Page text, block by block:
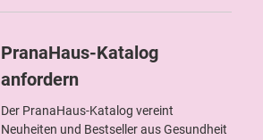
PranaHaus-Katalog
anfordern
Der PranaHaus-Katalog vereint
Neuheiten und Bestseller aus Gesundheit